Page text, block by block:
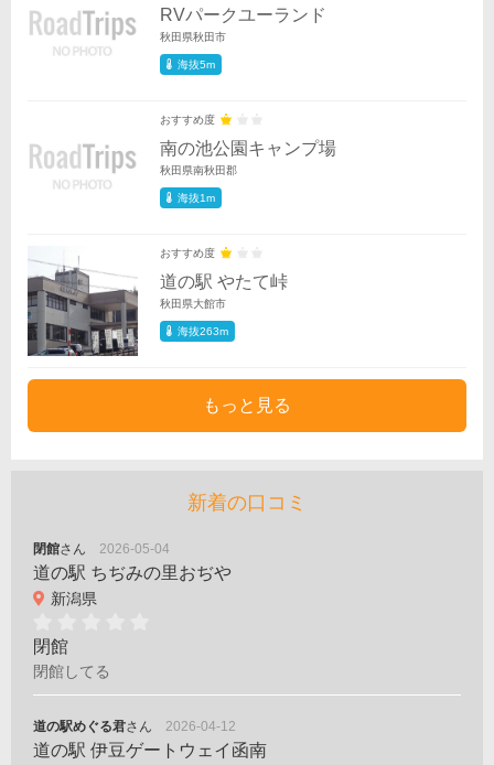
RVパークユーランド
秋田県秋田市
海抜5m
おすすめ度
南の池公園キャンプ場
秋田県南秋田郡
海抜1m
おすすめ度
道の駅 やたて峠
秋田県大館市
海抜263m
もっと見る
新着の口コミ
閉館さん 2026-05-04
道の駅 ちぢみの里おぢや
新潟県
閉館
閉館してる
道の駅めぐる君さん 2026-04-12
道の駅 伊豆ゲートウェイ函南